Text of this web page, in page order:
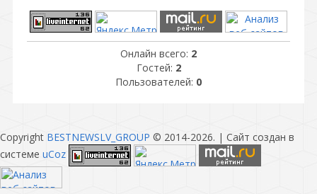
Онлайн всего: 2
Гостей: 2
Пользователей: 0
Copyright BESTNEWSLV_GROUP © 2014-2026. | Сайт создан в
системе uCoz